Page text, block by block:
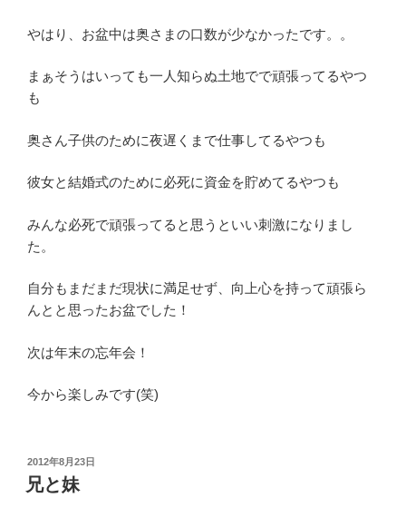
やはり、お盆中は奥さまの口数が少なかったです。。
まぁそうはいっても一人知らぬ土地でで頑張ってるやつ
も
奥さん子供のために夜遅くまで仕事してるやつも
彼女と結婚式のために必死に資金を貯めてるやつも
みんな必死で頑張ってると思うといい刺激になりまし
た。
自分もまだまだ現状に満足せず、向上心を持って頑張ら
んとと思ったお盆でした！
次は年末の忘年会！
今から楽しみです(笑)
投
稿
日:
2012年8月23日
兄と妹